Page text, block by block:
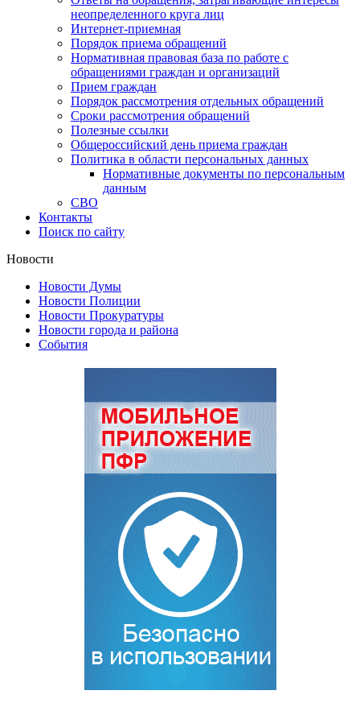
неопределенного круга лиц
Интернет-приемная
Порядок приема обращений
Нормативная правовая база по работе с
обращениями граждан и организаций
Прием граждан
Порядок рассмотрения отдельных обращений
Сроки рассмотрения обращений
Полезные ссылки
Общероссийский день приема граждан
Политика в области персональных данных
Нормативные документы по персональным
данным
СВО
Контакты
Поиск по сайту
Новости
Новости Думы
Новости Полиции
Новости Прокуратуры
Новости города и района
События